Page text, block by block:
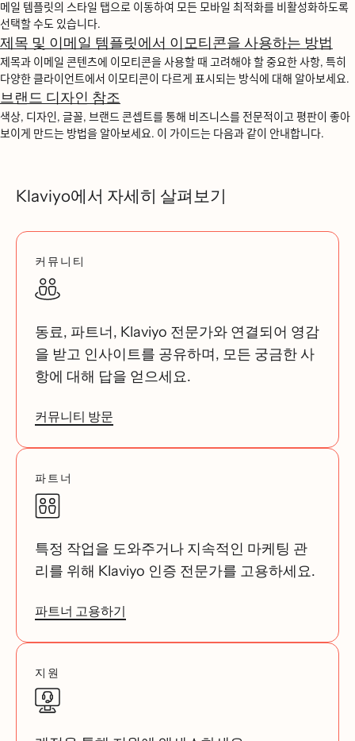
메일 템플릿의 스타일 탭으로 이동하여 모든 모바일 최적화를 비활성화하도록
선택할 수도 있습니다.
제목 및 이메일 템플릿에서 이모티콘을 사용하는 방법
제목과 이메일 콘텐츠에 이모티콘을 사용할 때 고려해야 할 중요한 사항, 특히
다양한 클라이언트에서 이모티콘이 다르게 표시되는 방식에 대해 알아보세요.
브랜드 디자인 참조
색상, 디자인, 글꼴, 브랜드 콘셉트를 통해 비즈니스를 전문적이고 평판이 좋아
보이게 만드는 방법을 알아보세요. 이 가이드는 다음과 같이 안내합니다.
Klaviyo에서 자세히 살펴보기
커뮤니티
동료, 파트너, Klaviyo 전문가와 연결되어 영감
을 받고 인사이트를 공유하며, 모든 궁금한 사
항에 대해 답을 얻으세요.
커뮤니티 방문
파트너
특정 작업을 도와주거나 지속적인 마케팅 관
리를 위해 Klaviyo 인증 전문가를 고용하세요.
파트너 고용하기
지원